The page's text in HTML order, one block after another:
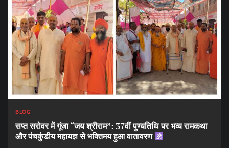
BLOG
सप्त सरोवर में गूंजा “जय श्रीराम”: 37वीं पुण्यतिथि पर भव्य रामकथा
और पंचकुंडीय महायज्ञ से भक्तिमय हुआ वातावरण